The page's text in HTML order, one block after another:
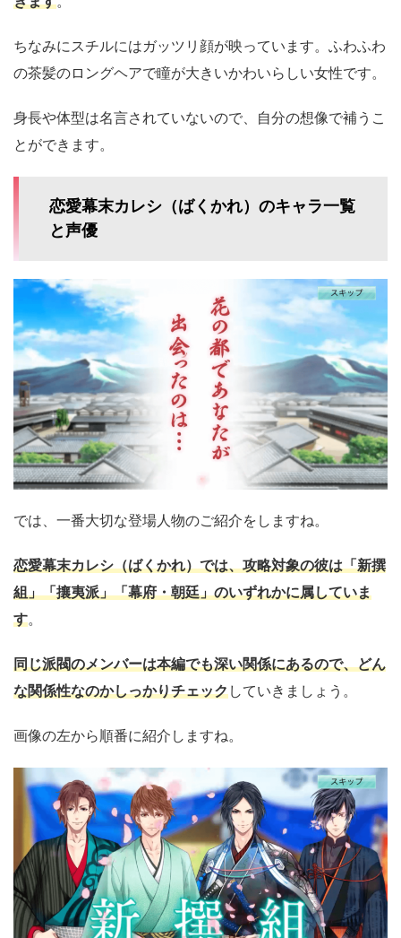
ちなみにスチルにはガッツリ顔が映っています。ふわふわ
の茶髪のロングヘアで瞳が大きいかわいらしい女性です。
身長や体型は名言されていないので、自分の想像で補うこ
とができます。
恋愛幕末カレシ（ばくかれ）のキャラ一覧
と声優
では、一番大切な登場人物のご紹介をしますね。
恋愛幕末カレシ（ばくかれ）では、攻略対象の彼は「新撰
組」「攘夷派」「幕府・朝廷」のいずれかに属していま
す。
同じ派閥のメンバーは本編でも深い関係にあるので、どん
な関係性なのかしっかりチェックしていきましょう。
画像の左から順番に紹介しますね。